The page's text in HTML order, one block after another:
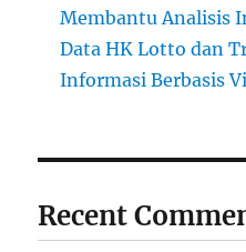
Membantu Analisis
Data HK Lotto dan
Informasi Berbasis
Recent